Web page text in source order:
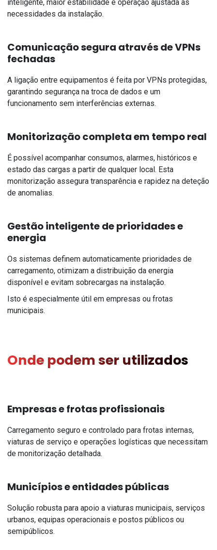
inteligente, maior estabilidade e operação ajustada às
necessidades da instalação.
Comunicação segura através de VPNs
fechadas
A ligação entre equipamentos é feita por VPNs protegidas,
garantindo segurança na troca de dados e um
funcionamento sem interferências externas.
Monitorização completa em tempo real
É possível acompanhar consumos, alarmes, históricos e
estado das cargas a partir de qualquer local. Esta
monitorização assegura transparência e rapidez na deteção
de anomalias.
Gestão inteligente de prioridades e
energia
Os sistemas definem automaticamente prioridades de
carregamento, otimizam a distribuição da energia
disponível e evitam sobrecargas na instalação.
Isto é especialmente útil em empresas ou frotas
municipais.
Onde podem ser utilizados
Empresas e frotas profissionais
Carregamento seguro e controlado para frotas internas,
viaturas de serviço e operações logísticas que necessitam
de monitorização detalhada.
Municípios e entidades públicas
Solução robusta para apoio a viaturas municipais, serviços
urbanos, equipas operacionais e postos públicos ou
semipúblicos.